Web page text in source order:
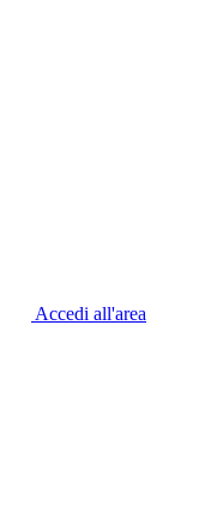
Accedi all'area